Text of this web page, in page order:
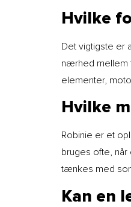
Hvilke
Det vigtigste er
nærhed mellem
elementer,
Hvilke
Robinie er et
bruges ofte,
tænkes med
Kan en